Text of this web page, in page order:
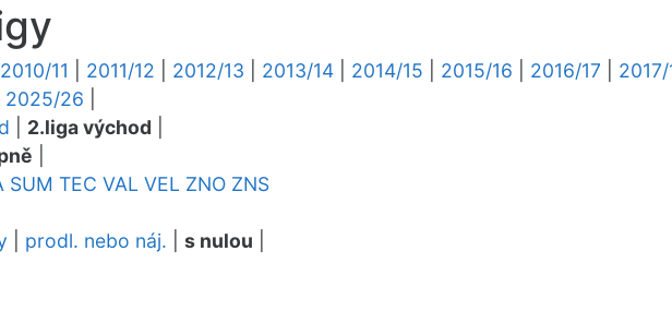
2010/11 2011/12 2012/13 2013/14 2014/15 2015/16 2016/17 2017/
2025/26
2.liga východ
SUM TEC VAL VEL ZNO ZNS
prodl. nebo náj. s nulou